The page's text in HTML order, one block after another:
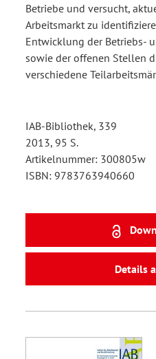
Betriebe und versucht,
Arbeitsmarkt zu
Entwicklung der Betriebs-
sowie der offenen Stellen
verschiedene
IAB-Bibliothek, 339
2013, 95 S.
Artikelnummer: 300805w
ISBN: 9783763940660
Details